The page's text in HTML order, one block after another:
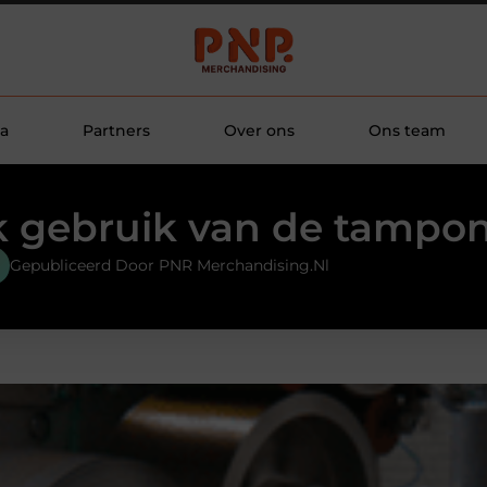
Partners Over ons Ons team
gebruik van de
Gepubliceerd Door PNR Merchandising.nl